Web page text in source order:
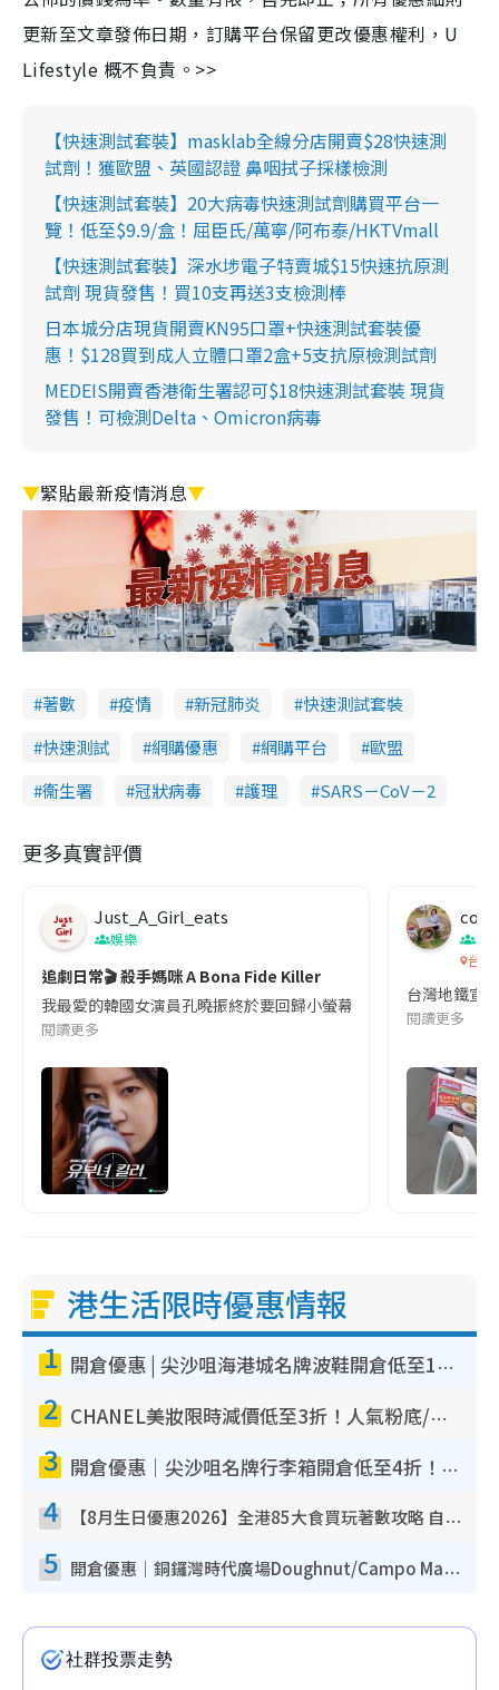
更新至文章發佈日期，訂購平台保留更改優惠權利，U
Lifestyle 概不負責。>>
【快速測試套裝】masklab全線分店開賣$28快速測
試劑！獲歐盟、英國認證 鼻咽拭子採樣檢測
【快速測試套裝】20大病毒快速測試劑購買平台一
覽！低至$9.9/盒！屈臣氏/萬寧/阿布泰/HKTVmall
【快速測試套裝】深水埗電子特賣城$15快速抗原測
試劑 現貨發售！買10支再送3支檢測棒
日本城分店現貨開賣KN95口罩+快速測試套裝優
惠！$128買到成人立體口罩2盒+5支抗原檢測試劑
MEDEIS開賣香港衛生署認可$18快速測試套裝 現貨
發售！可檢測Delta、Omicron病毒
▼緊貼最新疫情消息▼
著數 疫情 新冠肺炎
快速測試套裝
快速測試
網購優惠 網購平台
歐盟
衞生署
冠狀病毒 護理 SARS－CoV－2
更多真實評價
Just_A_Girl_eats
娛樂
追劇日常🎬 殺手媽咪 A Bona Fide Killer
我最愛的韓國女演員孔曉振終於要回歸小螢幕啦!這次的劇本改編
閱讀更多
co
吹
台灣
台灣地鐵宣
閱讀更多
港生活限時優惠情報
1 開倉優惠 | 尖沙咀海港城名牌波鞋開倉低至1折！On鞋$899起／Joy&Peace鞋履$98起
2 CHANEL美妝限時減價低至3折！人氣粉底/唇膏/精華液低至$275！COCO香水都有平
3 開倉優惠｜尖沙咀名牌行李箱開倉低至4折！一連5日 American Tourister/ace./Hallmark $200起！
4 【8月生日優惠2026】全港85大食買玩著數攻略 自助餐/火鍋放題同行免費＋誠品/DONKI送現金券
5 開倉優惠｜銅鑼灣時代廣場Doughnut/Campo Marzio開倉低至1折！背囊、書包、手袋劈價$200起